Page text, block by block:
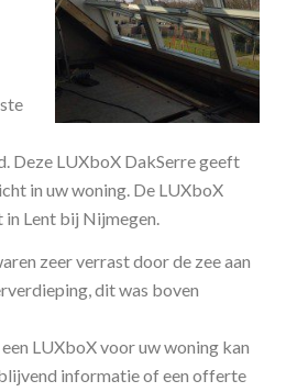
Deze LUXboX DakSerre geeft
in uw woning. De LUXboX
Lent bij Nijmegen.
zeer verrast door de zee aan
dit was boven
LUXboX voor uw woning kan
informatie of een offerte